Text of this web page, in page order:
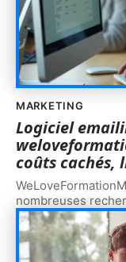
MARKETING
Logiciel
coûts cachés,
nombreuses